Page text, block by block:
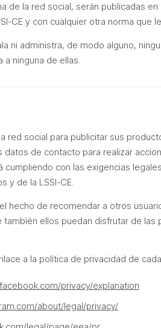
de la red social, serán publicadas en
CE y con cualquier otra norma que
ni administra, de modo alguno,
ninguna de ellas.
red social para publicitar sus
de contacto para realizar
cumpliendo con las exigencias
y de la LSSI-CE.
hecho de recomendar a otros
también ellos puedan disfrutar de
a la política de privacidad de
privacy/explanation
about/legal/privacy/